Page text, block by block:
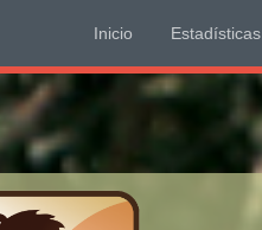
Inicio Estadí­sticas